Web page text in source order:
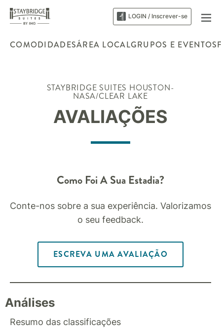
LOGIN / Inscrever-se
COMODIDADESÁREA LOCALGRUPOS E EVENTOS
STAYBRIDGE SUITES HOUSTON-
NASA/CLEAR LAKE
AVALIAÇÕES
Como Foi A Sua Estadia?
Conte-nos sobre a sua experiência. Valorizamos
o seu feedback.
ESCREVA UMA AVALIAÇÃO